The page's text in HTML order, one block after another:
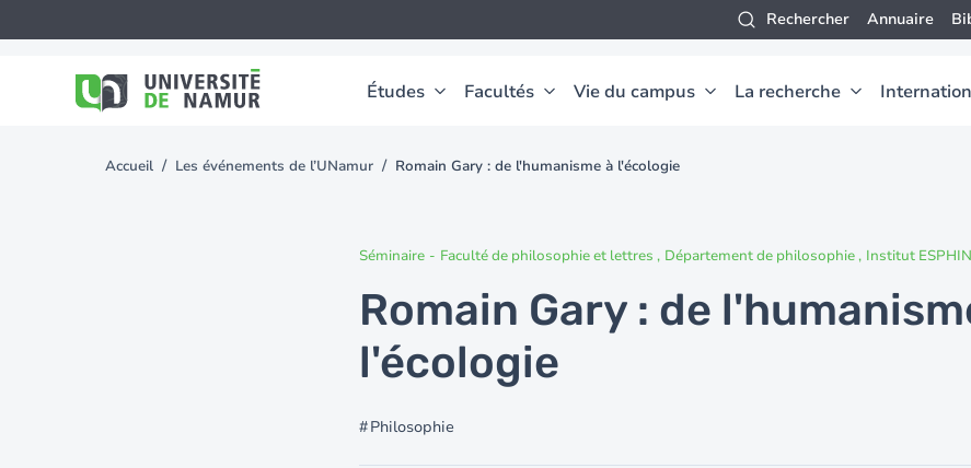
Rechercher Annuaire
Études Facultés Vie du campus La recherche
au
You
Accueil Les événements de l’UNamur Romain Gary : de l'humanisme à l'écologie
Séminaire - Faculté de philosophie et lettres Département de philosophie Institut ESPHIN
Romain Gary : de
l'écologie
Philosophie